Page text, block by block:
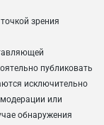
зрения
публиковать
исключительно
или
обнаружения